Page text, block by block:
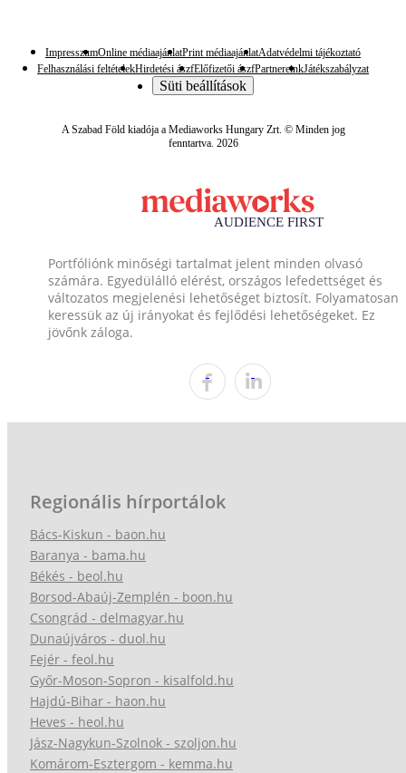
ImpresszumOnline médiaajánlatPrint médiaajánlatAdatvédelmi tájékoztató
Felhasználási feltételekHirdetési ászfElőfizetői ászfPartnereinkJátékszabályzat
Süti beállítások
A Szabad Föld kiadója a Mediaworks Hungary Zrt. © Minden jog
fenntartva. 2026
Portfóliónk minőségi tartalmat jelent minden olvasó
számára. Egyedülálló elérést, országos lefedettséget és
változatos megjelenési lehetőséget biztosít. Folyamatosan
keressük az új irányokat és fejlődési lehetőségeket. Ez
jövőnk záloga.
Regionális hírportálok
Bács-Kiskun - baon.hu
Baranya - bama.hu
Békés - beol.hu
Borsod-Abaúj-Zemplén - boon.hu
Csongrád - delmagyar.hu
Dunaújváros - duol.hu
Fejér - feol.hu
Győr-Moson-Sopron - kisalfold.hu
Hajdú-Bihar - haon.hu
Heves - heol.hu
Jász-Nagykun-Szolnok - szoljon.hu
Komárom-Esztergom - kemma.hu